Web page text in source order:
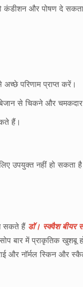
कंडीशन और पोषण दे
परिणाम प्राप्त करें।
से चिकने और
हैं।
उपयुक्त नहीं हो सकता
सकते हैं डॉ। स्क्वैश बीयर
बार में प्राकृतिक
और नॉर्मल स्किन और